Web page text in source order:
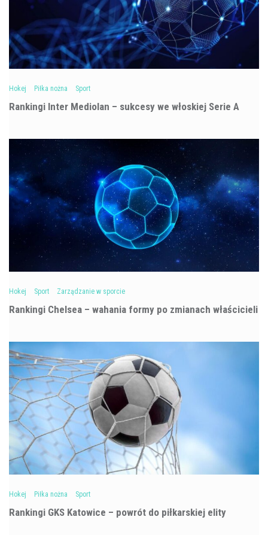
Hokej Piłka nożna Sport
Rankingi Inter Mediolan – sukcesy we włoskiej Serie A
Hokej Sport Zarządzanie w sporcie
Rankingi Chelsea – wahania formy po zmianach właścicieli
Hokej Piłka nożna Sport
Rankingi GKS Katowice – powrót do piłkarskiej elity